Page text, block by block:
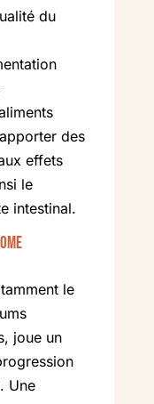
du
des
effets
le
intestinal.
le
joue un
Une